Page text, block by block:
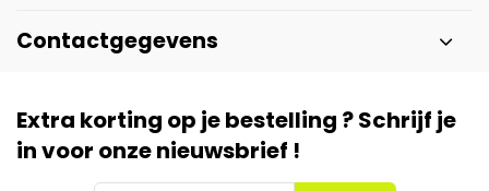
Contactgegevens
Extra korting op je bestelling ? Schrijf je
in voor onze nieuwsbrief !